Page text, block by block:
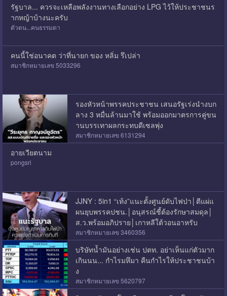
รัฐบาล... ควรจะเหลือพลังงานทางเลือกอย่าง LPG ไว้ให้ประชาชนร
ากหญ้าบ้างนะครับ
ตัวตน...คนธรรมดา
คนนี้ใช่อนาคต ว่าที่นายก ของ หลิ่ม รึเปล่า
สมาชิกหมายเลข 5033296
รองหัวหน้าพรรคประชาชน เสนอรัฐเร่งนำงบก
ลาง 3 หมื่นล้านมาใช้ พร้อมออกมาตรการคู่ขน
านบรรเทาผลกระทบดีเซลพุ่ง
สมาชิกหมายเลข 6131294
อายเวียตนาม
pongsri
JJNY : 5in1 “เท้ง”แนะตั้งศูนย์ดับไฟป่า│ตีแผ่แ
ผนยุบพรรคปชน.│อนุสรณ์ชี้ต้องรักษาสมดุล│
ส.ว.พร้อมอภิปราย│เกาหลีใต้วอนอาหรับ
สมาชิกหมายเลข 3460356
บริษัทน้ำมันอย่างเช่น ปตท. อย่าเห็นแก่ตัวมาก
เกินนน... กำไรมหึมา คืนกำไรให้ประชาชนบ้า
ง
สมาชิกหมายเลข 5620797